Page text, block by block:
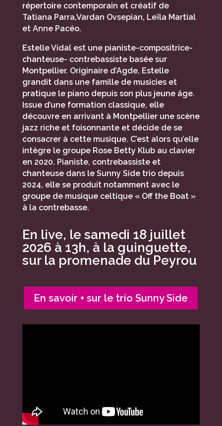
répertoire contemporain et créatif de
Tatiana Parra,Vardan Ovsepian, Leïla Martial
et Anne Pacéo.
Estelle Vidal est une pianiste-compositrice-
chanteuse- contrebassiste basée sur
Montpellier. Originaire d’Agde, Estelle
grandit dans une famille de musicies et
pratique le piano depuis son plus jeune âge.
Issue d’une formation classique, elle
découvre en arrivant à Montpellier une scène
jazz riche et foisonnante et décide de se
consacrer à cette musique. C’est alors qu’elle
intègre le groupe Rose Betty Klub au clavier
en 2020. Pianiste, contrebassiste et
chanteuse dans le Sunny Side trio depuis
2024, elle se produit notamment avec le
groupe de musique celtique « Off the Boat »
à la contrebasse.
En live, le samedi 18 juillet
2026 à 13h, à la guinguette,
sur la promenade du Peyrou
En savoir + sur le trio Sunny Side